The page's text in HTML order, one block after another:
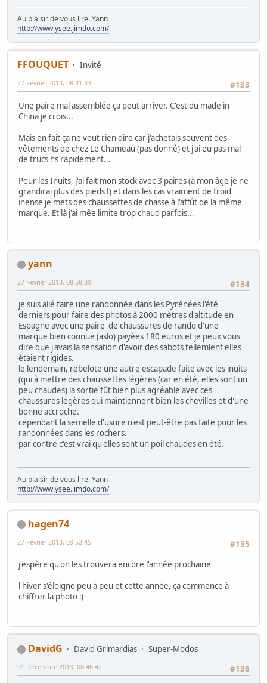
Au plaisir de vous lire. Yann
http://www.ysee.jimdo.com/
FFOUQUET
Invité
#133
27 Février 2013, 08:41:33
Une paire mal assemblée ça peut arriver. C'est du made in
China je crois...
Mais en fait ça ne veut rien dire car j'achetais souvent des
vêtements de chez Le Chameau (pas donné) et j'ai eu pas mal
de trucs hs rapidement...
Pour les Inuits, j'ai fait mon stock avec 3 paires (à mon âge je ne
grandirai plus des pieds !) et dans les cas vraiment de froid
inense je mets des chaussettes de chasse à l'affût de la même
marque. Et là j'ai mêe limite trop chaud parfois...
yann
#134
27 Février 2013, 08:58:39
je suis allé faire une randonnée dans les Pyrénées l'été
derniers pour faire des photos à 2000 mètres d'altitude en
Espagne avec une paire de chaussures de rando d'une
marque bien connue (aslo) payées 180 euros et je peux vous
dire que j'avais la sensation d'avoir des sabots tellemlent elles
étaient rigides.
le lendemain, rebelote une autre escapade faite avec les inuits
(qui à mettre des chaussettes légères (car en été, elles sont un
peu chaudes) la sortie fût bien plus agréable avec ces
chaussures légères qui maintiennent bien les chevilles et d'une
bonne accroche.
cependant la semelle d'usure n'est peut-être pas faite pour les
randonnées dans les rochers.
par contre c'est vrai qu'elles sont un poil chaudes en été.
Au plaisir de vous lire. Yann
http://www.ysee.jimdo.com/
hagen74
#135
27 Février 2013, 09:52:45
j'espère qu'on les trouvera encore l'année prochaine
l'hiver s'éloigne peu à peu et cette année, ça commence à
chiffrer la photo :(
DavidG David Grimardias
Super-Modos
#136
01 Décembre 2013, 08:46:42